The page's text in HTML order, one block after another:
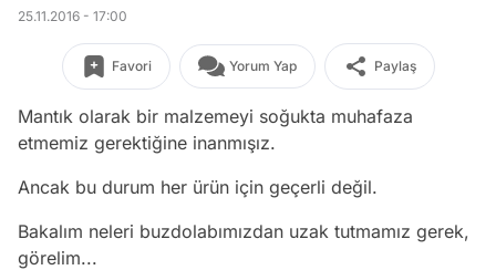
25.11.2016 - 17:00
Favori Yorum Yap Paylaş
Mantık olarak bir malzemeyi soğukta muhafaza
etmemiz gerektiğine inanmışız.
Ancak bu durum her ürün için geçerli değil.
Bakalım neleri buzdolabımızdan uzak tutmamız gerek,
görelim...